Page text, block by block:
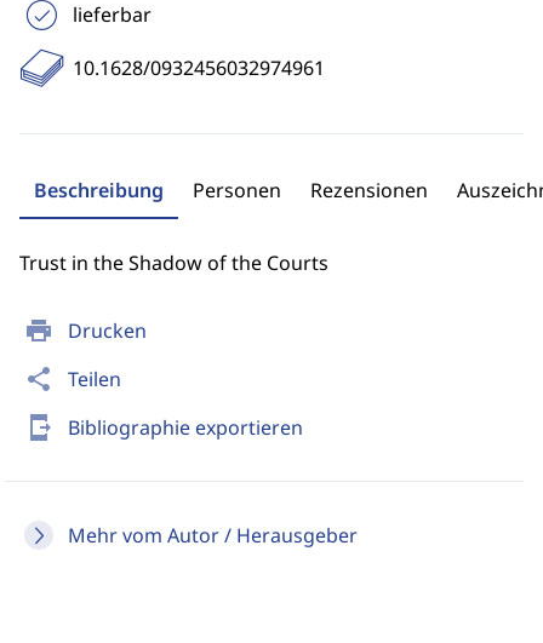
print Drucken
share Teilen
send_to_mobile Bibliographie exportieren
Mehr vom Autor / Herausgeber
lieferbar
10.1628/0932456032974961
Beschreibung Personen Rezensionen
Trust in the Shadow of the Courts